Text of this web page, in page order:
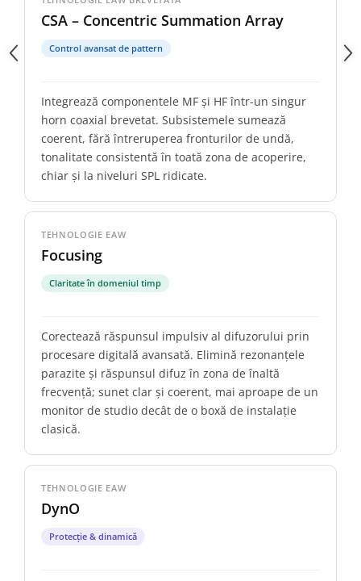
CSA – Concentric Summation Array
Control avansat de pattern
Integrează componentele MF și HF într-un singur
horn coaxial brevetat. Subsistemele sumează
coerent, fără întreruperea fronturilor de undă,
tonalitate consistentă în toată zona de acoperire,
chiar și la niveluri SPL ridicate.
TEHNOLOGIE EAW
Focusing
Claritate în domeniul timp
Corectează răspunsul impulsiv al difuzorului prin
procesare digitală avansată. Elimină rezonanțele
parazite și răspunsul difuz în zona de înaltă
frecvență; sunet clar și coerent, mai aproape de un
monitor de studio decât de o boxă de instalație
clasică.
TEHNOLOGIE EAW
DynO
Protecție & dinamică